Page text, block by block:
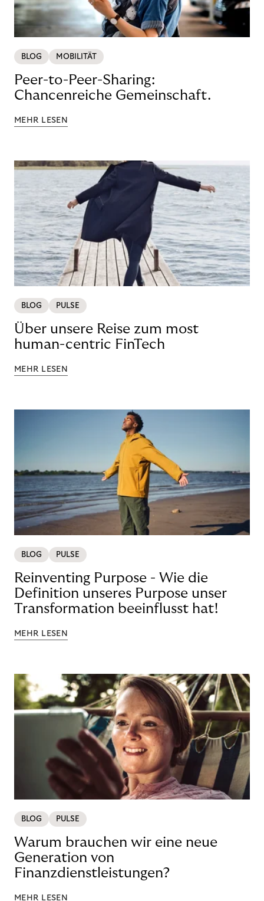
BLOG MOBILITÄT
Peer-to-Peer-Sharing:
Chancenreiche Gemeinschaft.
MEHR LESEN
BLOG PULSE
Über unsere Reise zum most
human-centric FinTech
MEHR LESEN
BLOG PULSE
Reinventing Purpose - Wie die
Definition unseres Purpose unser
Transformation beeinflusst hat!
MEHR LESEN
BLOG PULSE
Warum brauchen wir eine neue
Generation von
Finanzdienstleistungen?
MEHR LESEN